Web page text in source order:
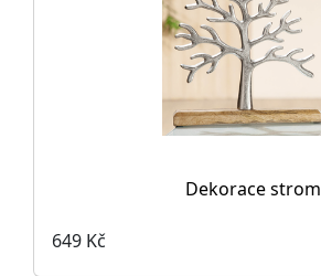
Dekorace strom
649 Kč